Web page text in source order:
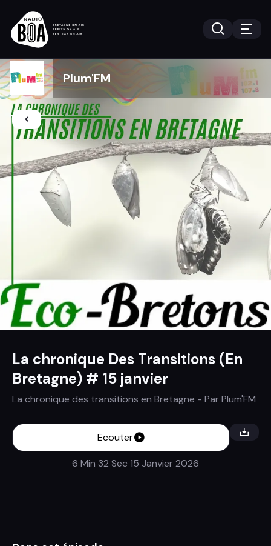
Plum'FM
La chronique Des Transitions (En
Bretagne) # 15 janvier
La chronique des transitions en Bretagne - ParPlum'FM
Ecouter
6 Min 32 Sec 15 Janvier 2026